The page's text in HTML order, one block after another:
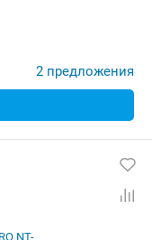
2 предложения